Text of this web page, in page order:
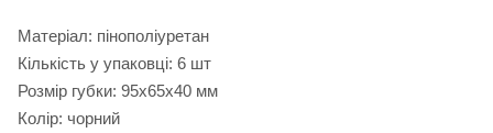
Матеріал: пінополіуретан
Кількість у упаковці: 6 шт
Розмір губки: 95х65х40 мм
Колір: чорний